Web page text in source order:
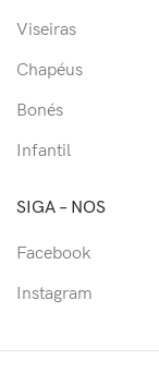
Viseiras
Chapéus
Bonés
Infantil
SIGA – NOS
Facebook
Instagram